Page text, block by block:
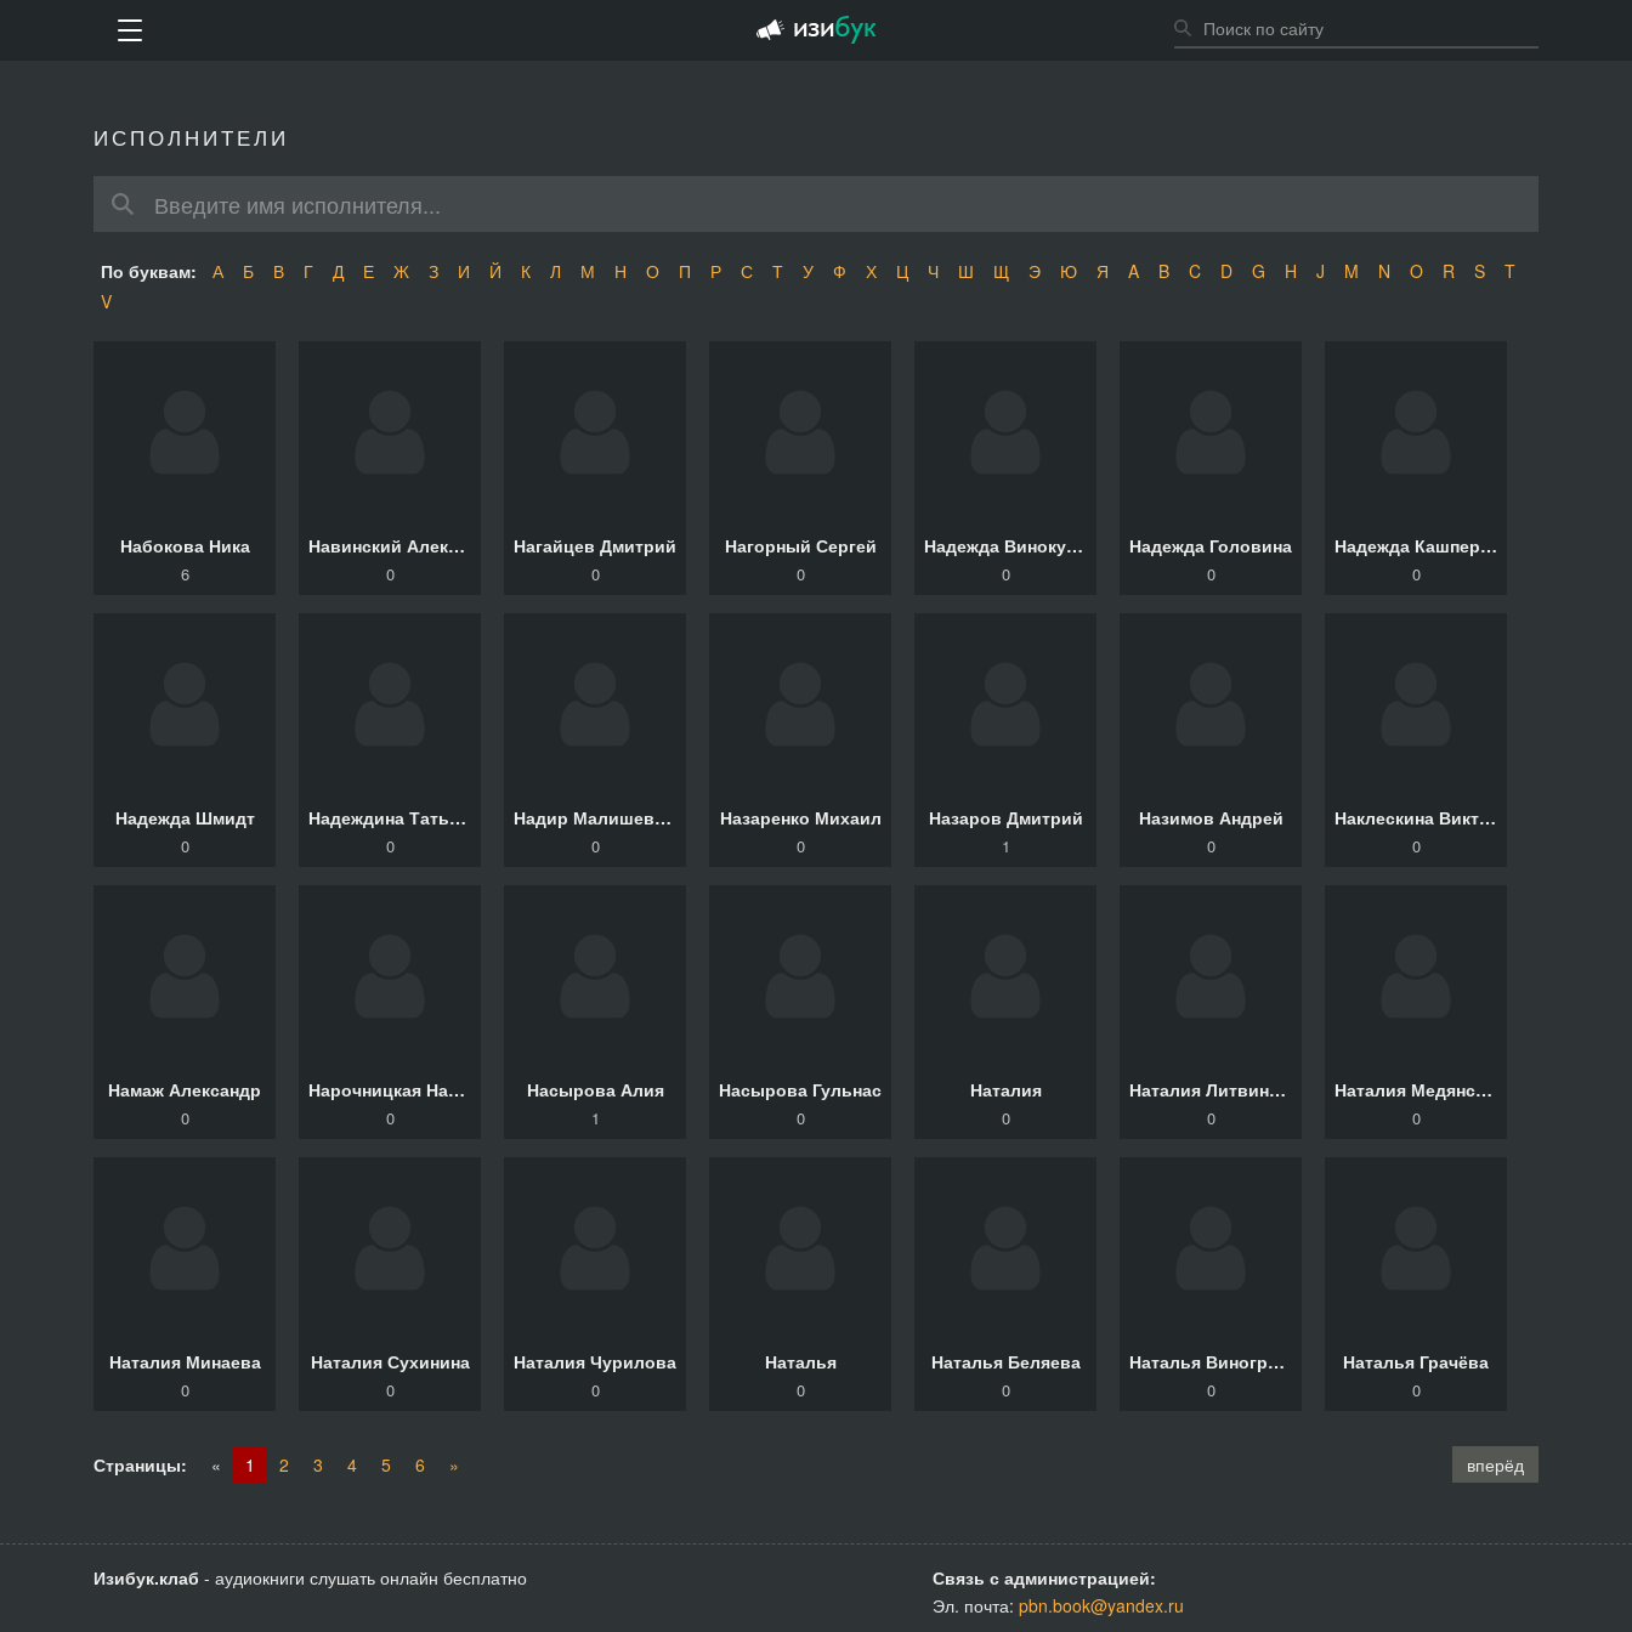
ИСПОЛНИТЕЛИ
По буквам: А Б В Г Д Е Ж З И Й К Л М Н О П Р С Т У Ф Х Ц Ч Ш Щ Э Ю Я A B C D G H J M N O R S
T
V
Набокова Ника
6
Навинский Александр
0
Нагайцев Дмитрий
0
Нагорный Сергей
0
Надежда Винокурова
0
Надежда Головина
0
Надежда Кашперовецкая
0
Надежда Шмидт
0
Надеждина Татьяна
0
Надир Малишевский
0
Назаренко Михаил
0
Назаров Дмитрий
1
Назимов Андрей
0
Наклескина Виктория
0
Намаж Александр
0
Нарочницкая Наталия
0
Насырова Алия
1
Насырова Гульнас
0
Наталия
0
Наталия Литвинова
0
Наталия Медянская
0
Наталия Минаева
0
Наталия Сухинина
0
Наталия Чурилова
0
Наталья
0
Наталья Беляева
0
Наталья Виноградова
0
Наталья Грачёва
0
вперёд
Страницы: « 1 2 3 4 5 6 »
Изибук.клаб - аудиокниги слушать онлайн бесплатно
Связь с администрацией:
Эл. почта: pbn.book@yandex.ru